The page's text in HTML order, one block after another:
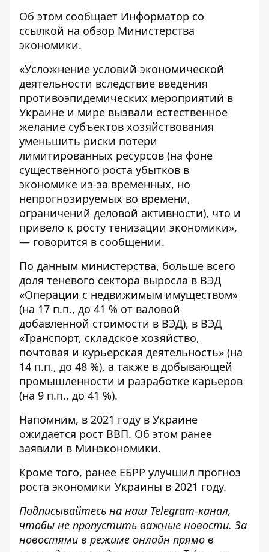
Об этом сообщает Информатор со
ссылкой на обзор Министерства
экономики.
«Усложнение условий экономической
деятельности вследствие введения
противоэпидемических мероприятий в
Украине и мире вызвали естественное
желание субъектов хозяйствования
уменьшить риски потери
лимитированных ресурсов (на фоне
существенного роста убытков в
экономике из-за временных, но
непрогнозируемых во времени,
ограничений деловой активности), что и
привело к росту тенизации экономики»,
— говорится в сообщении.
По данным министерства, больше всего
доля теневого сектора выросла в ВЭД
«Операции с недвижимым имуществом»
(на 17 п.п., до 41 % от валовой
добавленной стоимости в ВЭД), в ВЭД
«Транспорт, складское хозяйство,
почтовая и курьерская деятельность» (на
14 п.п., до 48 %), а также в добывающей
промышленности и разработке карьеров
(на 9 п.п., до 41 %).
Напомним, в 2021 году в Украине
ожидается рост ВВП. Об этом ранее
заявили в Минэкономики.
Кроме того, ранее ЕБРР улучшил прогноз
роста экономики Украины в 2021 году.
Подписывайтесь на наш Telegram-канал,
чтобы не пропустить важные новости. За
новостями в режиме онлайн прямо в